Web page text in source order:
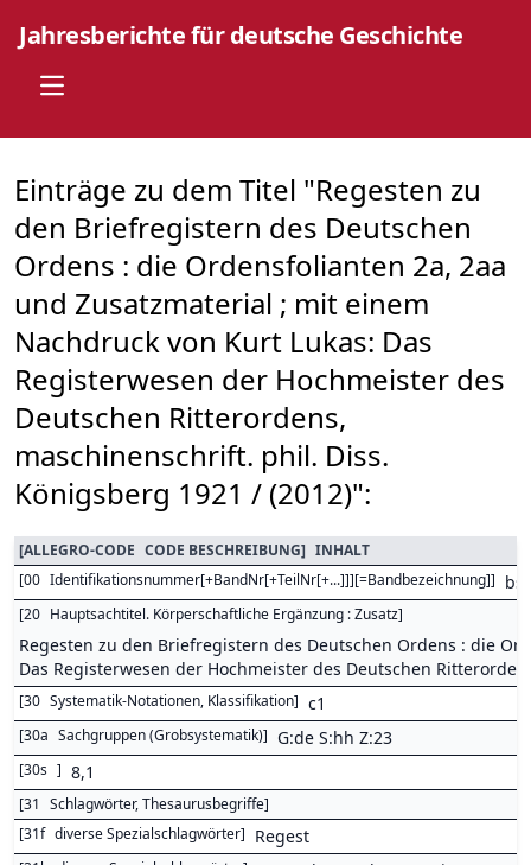
Jahresberichte für deutsche Geschichte
Open main menu
Einträge zu dem Titel "Regesten zu
den Briefregistern des Deutschen
Ordens : die Ordensfolianten 2a, 2aa
und Zusatzmaterial ; mit einem
Nachdruck von Kurt Lukas: Das
Registerwesen der Hochmeister des
Deutschen Ritterordens,
maschinenschrift. phil. Diss.
Königsberg 1921 / (2012)":
[ALLEGRO-CODE CODE BESCHREIBUNG] INHALT
[00 Identifikationsnummer[+BandNr[+TeilNr[+...]]][=Bandbezeichnung]]
[20 Hauptsachtitel. Körperschaftliche Ergänzung : Zusatz]
Regesten zu den Briefregistern des Deutschen Ordens : die
Das Registerwesen der Hochmeister des Deutschen
[30 Systematik-Notationen, Klassifikation] c1
[30a Sachgruppen (Grobsystematik)] G:de S:hh Z:23
[30s ] 8,1
[31 Schlagwörter, Thesaurusbegriffe]
[31f diverse Spezialschlagwörter] Regest